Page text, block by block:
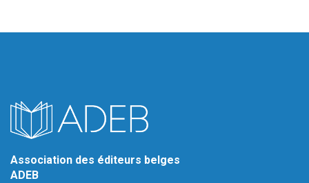
Association des éditeurs belges
ADEB